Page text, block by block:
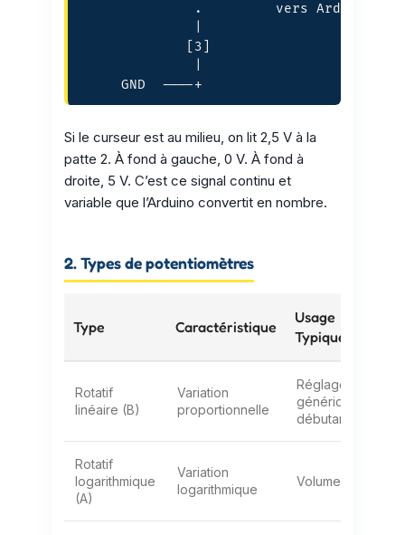
              .         vers Arduino A0
             [3]
     GND  ----+
Si le curseur est au milieu, on lit 2,5 V à la
patte 2. À fond à gauche, 0 V. À fond à
droite, 5 V. C’est ce signal continu et
variable que l’Arduino convertit en nombre.
2. Types de potentiomètres
Type Caractéristique
Usage
Typique
Rotatif
linéaire (B)
Variation
proportionnelle
Réglage
générique,
débutants
Rotatif
logarithmique
(A)
Variation
logarithmique
Volume audio